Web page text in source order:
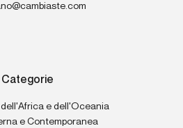
Categorie
e dell'Oceania
e Contemporanea